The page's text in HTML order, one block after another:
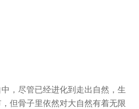
尽管已经进化到走出自然，生
但骨子里依然对大自然有着无限